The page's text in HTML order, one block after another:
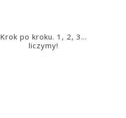
Krok po kroku. 1, 2, 3…
liczymy!